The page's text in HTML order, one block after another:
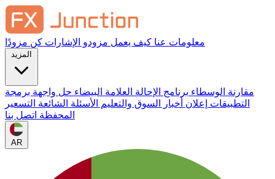
معلومات عنا كيف يعمل مزودو الإشارات كن مزودًا
مقارنة الوسطاء برنامج الإحالة العلامة البيضاء حل واجهة برمجة
التطبيقات
إعلان أخبار السوق والتعليم الأسئلة الشائعة التسعير
المحفظة اتصل بنا
AR